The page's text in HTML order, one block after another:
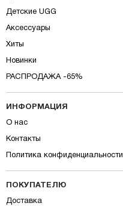
Детские UGG
Аксессуары
Хиты
Новинки
РАСПРОДАЖА -65%
ИНФОРМАЦИЯ
О нас
Контакты
Политика конфиденциальности
ПОКУПАТЕЛЮ
Доставка